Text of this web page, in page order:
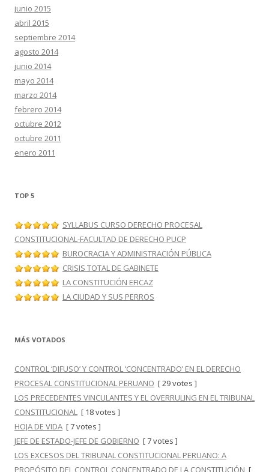
junio 2015
abril 2015
septiembre 2014
agosto 2014
junio 2014
mayo 2014
marzo 2014
febrero 2014
octubre 2012
octubre 2011
enero 2011
TOP 5
SYLLABUS CURSO DERECHO PROCESAL
CONSTITUCIONAL-FACULTAD DE DERECHO PUCP
BUROCRACIA Y ADMINISTRACIÓN PÚBLICA
CRISIS TOTAL DE GABINETE
LA CONSTITUCIÓN EFICAZ
LA CIUDAD Y SUS PERROS
MÁS VOTADOS
CONTROL ‘DIFUSO’ Y CONTROL ‘CONCENTRADO’ EN EL DERECHO
PROCESAL CONSTITUCIONAL PERUANO [ 29 votes ]
LOS PRECEDENTES VINCULANTES Y EL OVERRULING EN EL TRIBUNAL
CONSTITUCIONAL [ 18 votes ]
HOJA DE VIDA [ 7 votes ]
JEFE DE ESTADO-JEFE DE GOBIERNO [ 7 votes ]
LOS EXCESOS DEL TRIBUNAL CONSTITUCIONAL PERUANO: A
PROPÓSITO DEL CONTROL CONCENTRADO DE LA CONSTITUCIÓN [